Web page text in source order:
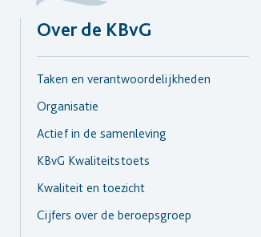
Over de KBvG
Taken en verantwoordelijkheden
Organisatie
Actief in de samenleving
KBvG Kwaliteitstoets
Kwaliteit en toezicht
Cijfers over de beroepsgroep